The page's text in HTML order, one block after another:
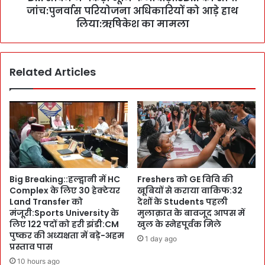
,
पु
सु
नो
’
:
को
सौं
पी
जां
च
:
पु
न
र्वा
स
प
रि
जांच:पुनर्वास परियोजना अधिकारियों को आड़े हाथ
लिया:ऋषिकेश का मामला
Related Articles
Big Breaking::हल्द्वानी में HC
Complex के लिए 30 हेक्टेयर
Land Transfer को
मंजूरी:Sports University के
लिए 122 पदों को हरी झंडी:CM
पुष्कर की अध्यक्षता में बड़े-अहम
प्रस्ताव पास
10 hours ago
Freshers को GE विवि की
खूबियों से कराया वाकिफ:32
देशों के Students पहली
मुलाक़ात के बावजूद आपस में
खुल के स्नेहपूर्वक मिले
1 day ago